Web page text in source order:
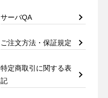
サーバQA
ご注文方法・保証規定
特定商取引に関する表
記